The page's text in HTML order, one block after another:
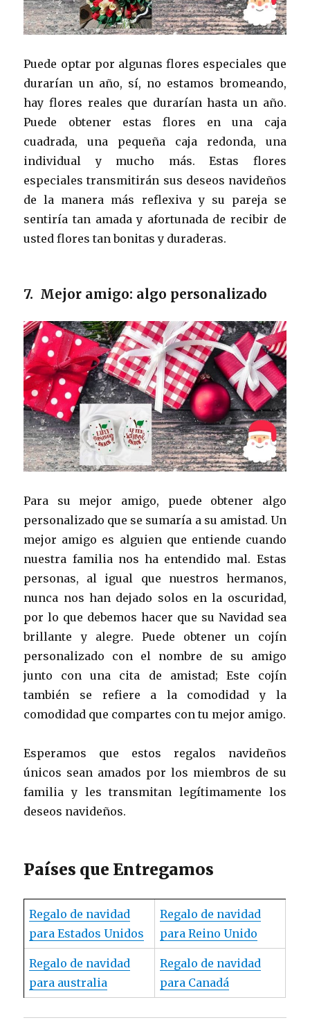
Puede optar por algunas flores especiales que
durarían un año, sí, no estamos bromeando,
hay flores reales que durarían hasta un año.
Puede obtener estas flores en una caja
cuadrada, una pequeña caja redonda, una
individual y mucho más. Estas flores
especiales transmitirán sus deseos navideños
de la manera más reflexiva y su pareja se
sentiría tan amada y afortunada de recibir de
usted flores tan bonitas y duraderas.
7. Mejor amigo: algo personalizado
Para su mejor amigo, puede obtener algo
personalizado que se sumaría a su amistad. Un
mejor amigo es alguien que entiende cuando
nuestra familia nos ha entendido mal. Estas
personas, al igual que nuestros hermanos,
nunca nos han dejado solos en la oscuridad,
por lo que debemos hacer que su Navidad sea
brillante y alegre. Puede obtener un cojín
personalizado con el nombre de su amigo
junto con una cita de amistad; Este cojín
también se refiere a la comodidad y la
comodidad que compartes con tu mejor amigo.
Esperamos que estos regalos navideños
únicos sean amados por los miembros de su
familia y les transmitan legítimamente los
deseos navideños.
Países que Entregamos
Regalo de navidad
para Estados Unidos
Regalo de navidad
para Reino Unido
Regalo de navidad
para australia
Regalo de navidad
para Canadá